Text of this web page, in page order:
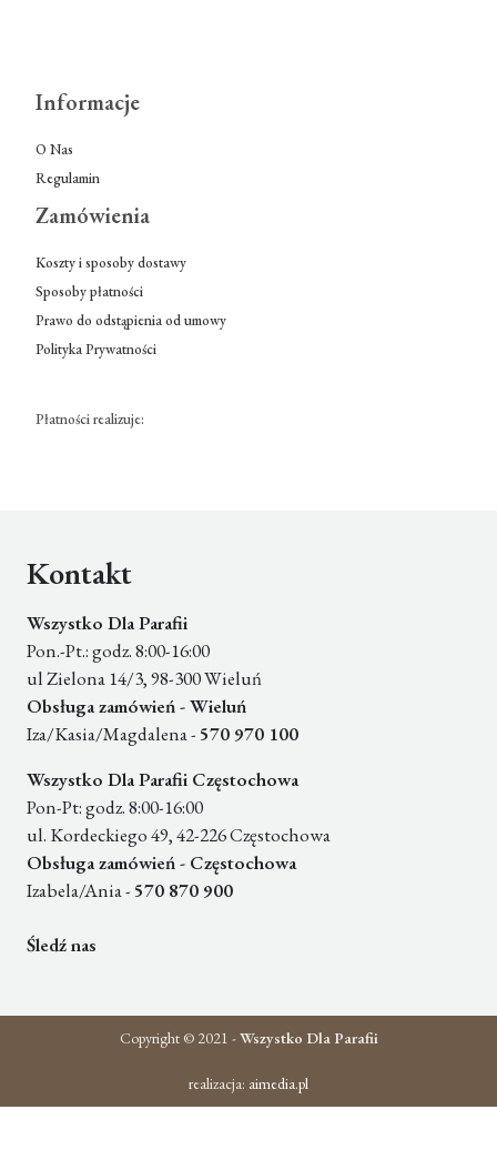
Informacje
O Nas
Regulamin
Zamówienia
Koszty i sposoby dostawy
Sposoby płatności
Prawo do odstąpienia od umowy
Polityka Prywatności
Płatności realizuje:
Kontakt
Wszystko Dla Parafii
Pon.-Pt.: godz. 8:00-16:00
ul Zielona 14/3, 98-300 Wieluń
Obsługa zamówień - Wieluń
Iza/Kasia/Magdalena - 570 970 100
Wszystko Dla Parafii Częstochowa
Pon-Pt: godz. 8:00-16:00
ul. Kordeckiego 49, 42-226 Częstochowa
Obsługa zamówień - Częstochowa
Izabela/Ania - 570 870 900
Śledź nas
Copyright © 2021 -Wszystko Dla Parafii
realizacja: aimedia.pl